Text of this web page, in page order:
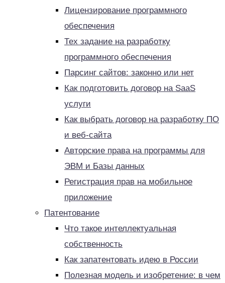
Лицензирование программного
обеспечения
Тех задание на разработку
программного обеспечения
Парсинг сайтов: законно или нет
Как подготовить договор на SaaS
услуги
Как выбрать договор на разработку ПО
и веб-сайта
Авторские права на программы для
ЭВМ и Базы данных
Регистрация прав на мобильное
приложение
Патентование
Что такое интеллектуальная
собственность
Как запатентовать идею в России
Полезная модель и изобретение: в чем